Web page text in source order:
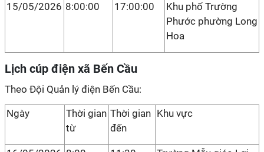
15/05/2026 8:00:00 17:00:00
Khu phố Trường
Phước phường Long
Hoa
Lịch cúp điện xã Bến Cầu
Theo Đội Quản lý điện Bến Cầu:
Ngày
Thời gian
từ
Thời gian
đến
Khu vực